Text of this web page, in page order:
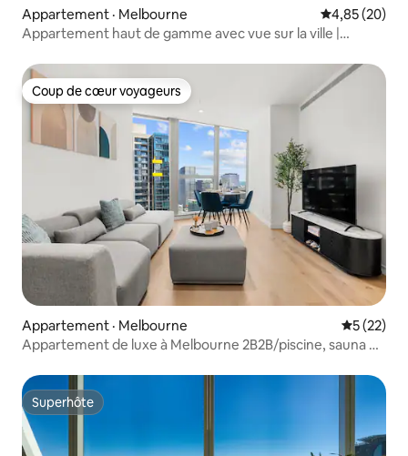
Appartement · Melbourne Note
4,85 (20)
Appartement haut de gamme avec vue sur la ville |
Coup de cœur voyageurs
Coup de cœur voyageurs
Appartement · Melbourne Note
5 (22)
Appartement de luxe à Melbourne 2B2B/piscine, sauna et
Superhôte
Superhôte